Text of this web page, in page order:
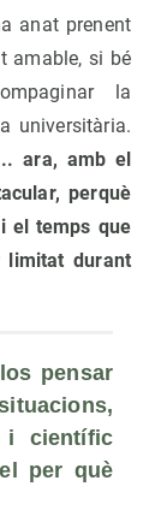
anat prenent
amable, si bé
la
universitària.
ara, amb el
perquè
el temps que
limitat durant
pensar
i científic
per què